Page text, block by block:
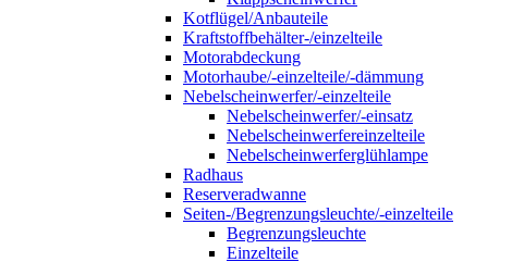
Kotflügel/Anbauteile
Kraftstoffbehälter-/einzelteile
Motorabdeckung
Motorhaube/-einzelteile/-dämmung
Nebelscheinwerfer/-einzelteile
Nebelscheinwerfer/-einsatz
Nebelscheinwerfereinzelteile
Nebelscheinwerferglühlampe
Radhaus
Reserveradwanne
Seiten-/Begrenzungsleuchte/-einzelteile
Begrenzungsleuchte
Einzelteile